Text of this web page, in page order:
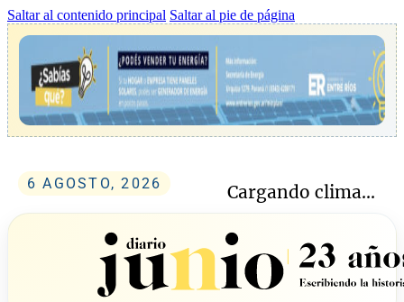
Saltar al contenido principal Saltar al pie de página
6 AGOSTO, 2026 Cargando clima...